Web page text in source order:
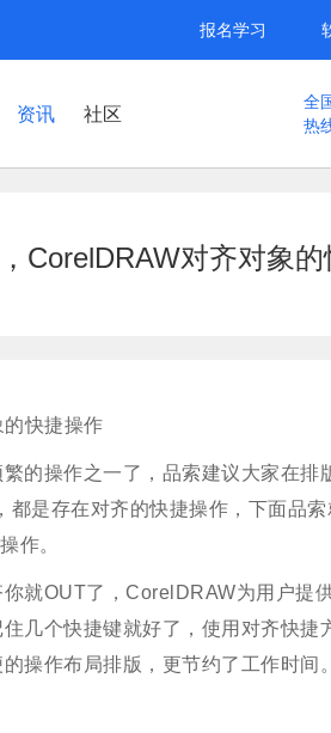
报名学习
资讯 社区
全
热
CorelDRAW对齐对象
快捷操作
的操作之一了，品索建议大家在排
是存在对齐的快捷操作，下面品
作。
就OUT了，CorelDRAW为用户提
几个快捷键就好了，使用对齐快捷
操作布局排版，更节约了工作时间。